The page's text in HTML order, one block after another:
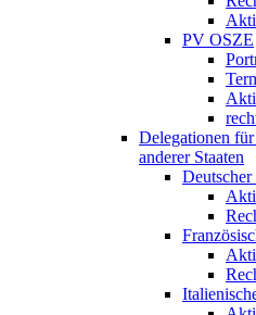
PV OSZE
Delegationen
anderer Staaten
Deutscher